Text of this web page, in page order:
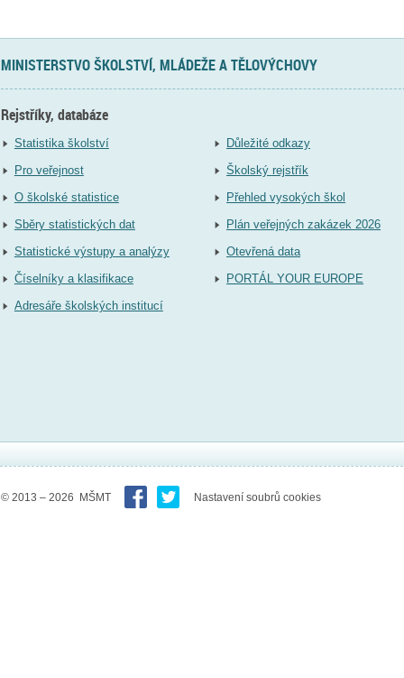
MINISTERSTVO ŠKOLSTVÍ, MLÁDEŽE A TĚLOVÝCHOVY
Rejstříky, databáze
Statistika školství
Pro veřejnost
O školské statistice
Sběry statistických dat
Statistické výstupy a analýzy
Číselníky a klasifikace
Adresáře školských institucí
Důležité odkazy
Školský rejstřík
Přehled vysokých škol
Plán veřejných zakázek 2026
Otevřená data
PORTÁL YOUR EUROPE
© 2013 – 2026 MŠMT Nastavení soubrů cookies